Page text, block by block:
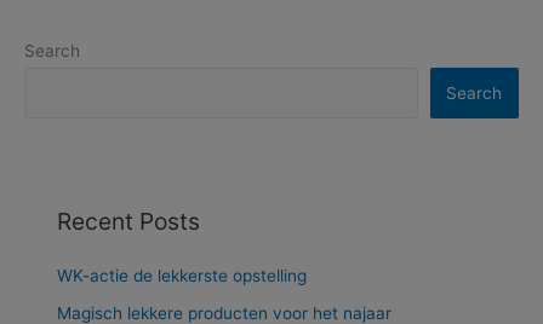
Search
Search
Recent Posts
WK-actie de lekkerste opstelling
Magisch lekkere producten voor het najaar